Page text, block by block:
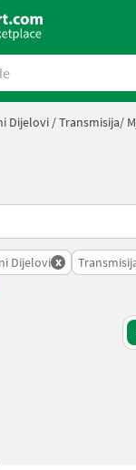
Dijelovi /Transmisija/
Dijelovi x